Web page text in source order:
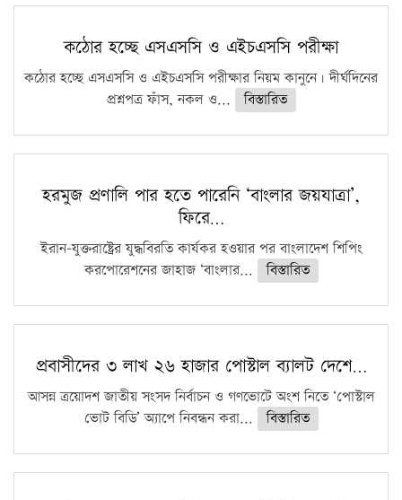
কঠোর হচ্ছে এসএসসি ও এইচএসসি পরীক্ষা
কঠোর হচ্ছে এসএসসি ও এইচএসসি পরীক্ষার নিয়ম কানুনে। দীর্ঘদিনের
প্রশ্নপত্র ফাঁস, নকল ও...
বিস্তারিত
হরমুজ প্রণালি পার হতে পারেনি ‘বাংলার জয়যাত্রা’,
ফিরে…
ইরান-যুক্তরাষ্ট্রের যুদ্ধবিরতি কার্যকর হওয়ার পর বাংলাদেশ শিপিং
করপোরেশনের জাহাজ ‘বাংলার...
বিস্তারিত
প্রবাসীদের ৩ লাখ ২৬ হাজার পোস্টাল ব্যালট দেশে…
আসন্ন ত্রয়োদশ জাতীয় সংসদ নির্বাচন ও গণভোটে অংশ নিতে ‘পোস্টাল
ভোট বিডি’ অ্যাপে নিবন্ধন করা...
বিস্তারিত